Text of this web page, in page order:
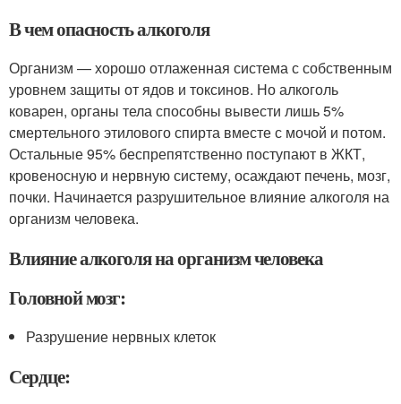
В чем опасность алкоголя
Организм — хорошо отлаженная система с собственным
уровнем защиты от ядов и токсинов. Но алкоголь
коварен, органы тела способны вывести лишь 5%
смертельного этилового спирта вместе с мочой и потом.
Остальные 95% беспрепятственно поступают в ЖКТ,
кровеносную и нервную систему, осаждают печень, мозг,
почки. Начинается разрушительное влияние алкоголя на
организм человека.
Влияние алкоголя на организм человека
Головной мозг:
Разрушение нервных клеток
Сердце: